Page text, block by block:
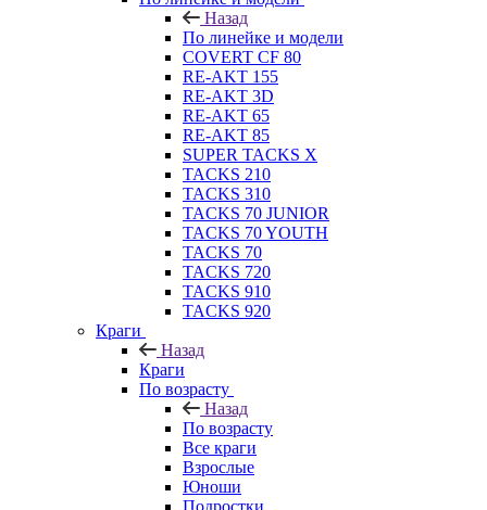
Назад
По линейке и модели
COVERT CF 80
RE-AKT 155
RE-AKT 3D
RE-AKT 65
RE-AKT 85
SUPER TACKS X
TACKS 210
TACKS 310
TACKS 70 JUNIOR
TACKS 70 YOUTH
TACKS 70
TACKS 720
TACKS 910
TACKS 920
Краги
Назад
Краги
По возрасту
Назад
По возрасту
Все краги
Взрослые
Юноши
Подростки